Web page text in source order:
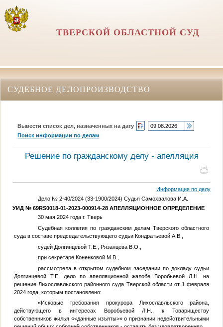
ТВЕРСКОЙ ОБЛАСТНОЙ СУД
СУДЕБНОЕ ДЕЛОПРОИЗВОДСТВО
Вывести список дел, назначенных на дату
Поиск информации по делам
Решение по гражданскому делу - апелляция
Информация по делу
Дело № 2-40/2024 (33-1900/2024) Судья Самохвалова И.А.
УИД № 69RS0018-01-2023-000914-28 АПЕЛЛЯЦИОННОЕ ОПРЕДЕЛЕНИЕ
30 мая 2024 года г. Тверь
Судебная коллегия по гражданским делам Тверского областного
суда в составе председательствующего судьи Кондратьевой А.В.,
судей Долгинцевой Т.Е., Рязанцева В.О.,
при секретаре Коненковой М.В.,
рассмотрела в открытом судебном заседании по докладу судьи
Долгинцевой Т.Е. дело по апелляционной жалобе Воробьевой Л.Н.
на
решение Лихославльского районного суда Тверской области от 1 февраля
2024 года, которым постановлено:
«Исковые требования прокурора Лихославльского района,
действующего в интересах Воробьевой Л.Н.
, к Товариществу
собственников жилья «<данные изъяты>» о признании недействительными